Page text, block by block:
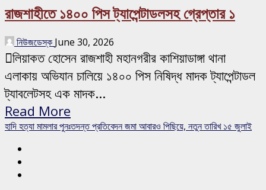
রাজশাহীতে ১৪০০ পিস ট্যাপেন্টাডলসহ গ্রেপ্তার ১
নিউজডেস্ক June 30, 2026
লিয়াকত হোসেন রাজশাহী মহানগরীর কাশিয়াডাঙ্গা থানা
এলাকায় অভিযান চালিয়ে ১৪০০ পিস নিষিদ্ধ মাদক ট্যাপেন্টাডল
ট্যাবলেটসহ এক মাদক...
Read More
হাদি হত্যা মামলার পুনঃতদন্ত প্রতিবেদন জমা আবারও পিছিয়ে, নতুন তারিখ ১৫ জুলাই